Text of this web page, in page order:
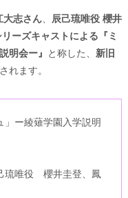
大志さん、
辰己琉唯役 櫻井
リーズキャストによる『ミ
明会ー』
と称した、 新旧
れます。
」ー綾薙学園入学説明
琉唯役 櫻井圭登、鳳